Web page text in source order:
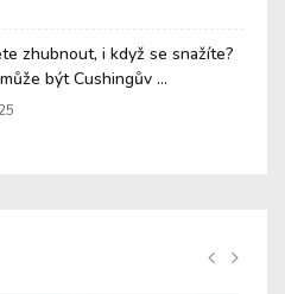
zhubnout, i když se snažíte?
být Cushingův ...